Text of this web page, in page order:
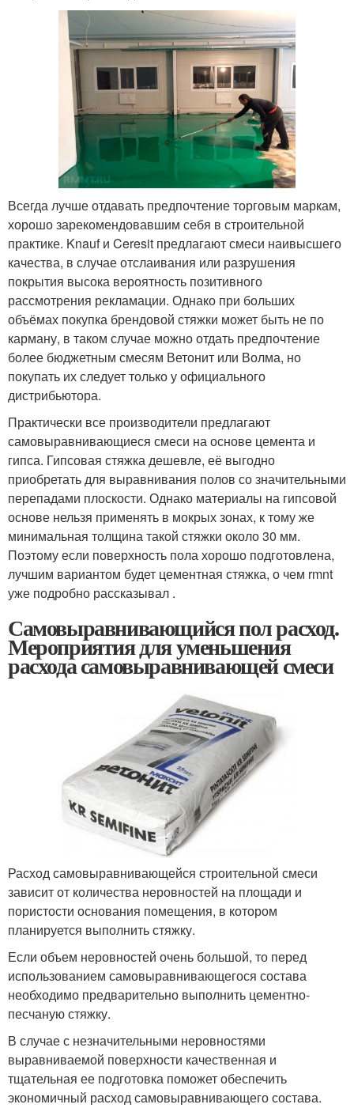
Всегда лучше отдавать предпочтение торговым маркам,
хорошо зарекомендовавшим себя в строительной
практике. Knauf и Ceresit предлагают смеси наивысшего
качества, в случае отслаивания или разрушения
покрытия высока вероятность позитивного
рассмотрения рекламации. Однако при больших
объёмах покупка брендовой стяжки может быть не по
карману, в таком случае можно отдать предпочтение
более бюджетным смесям Ветонит или Волма, но
покупать их следует только у официального
дистрибьютора.
Практически все производители предлагают
самовыравнивающиеся смеси на основе цемента и
гипса. Гипсовая стяжка дешевле, её выгодно
приобретать для выравнивания полов со значительными
перепадами плоскости. Однако материалы на гипсовой
основе нельзя применять в мокрых зонах, к тому же
минимальная толщина такой стяжки около 30 мм.
Поэтому если поверхность пола хорошо подготовлена,
лучшим вариантом будет цементная стяжка, о чем rmnt
уже подробно рассказывал .
Самовыравнивающийся пол расход.
Мероприятия для уменьшения
расхода самовыравнивающей смеси
Расход самовыравнивающейся строительной смеси
зависит от количества неровностей на площади и
пористости основания помещения, в котором
планируется выполнить стяжку.
Если объем неровностей очень большой, то перед
использованием самовыравнивающегося состава
необходимо предварительно выполнить цементно-
песчаную стяжку.
В случае с незначительными неровностями
выравниваемой поверхности качественная и
тщательная ее подготовка поможет обеспечить
экономичный расход самовыравнивающего состава.